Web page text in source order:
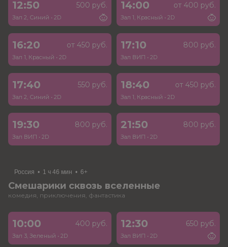
12:50 500 руб.
Зал 2, Синий • 2D
14:00 от 400 руб.
Зал 1, Красный • 2D
16:20 от 450 руб.
Зал 1, Красный • 2D
17:10 800 руб.
Зал ВИП • 2D
17:40 550 руб.
Зал 2, Синий • 2D
18:40 от 450 руб.
Зал 1, Красный • 2D
19:30 800 руб.
Зал ВИП • 2D
21:50 800 руб.
Зал ВИП • 2D
Россия • 1 ч 46 мин • 6+
Смешарики сквозь вселенные
комедия, приключения, фантастика
10:00 400 руб.
Зал 3, Зеленый • 2D
12:30 650 руб.
Зал ВИП • 2D